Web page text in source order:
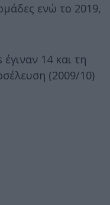
ενώ το 2019,
14 και τη
(2009/10)